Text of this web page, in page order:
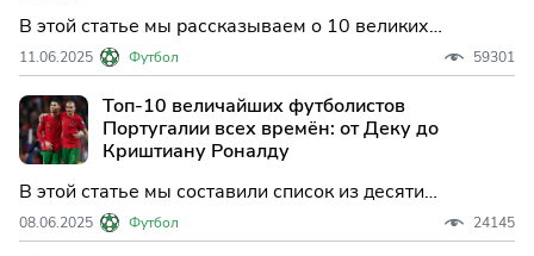
В этой статье мы рассказываем о 10 великих
футболистах, чьи выдающиеся заслуги и талант
остались недооценёнными, несмотря на огромный
вклад в историю мирового футбола.
11.06.2025 Футбол 59301
Топ-10 величайших футболистов
Португалии всех времён: от Деку до
Криштиану Роналду
В этой статье мы составили список из десяти
величайших игроков, когда-либо выступавших за
Португалию.
08.06.2025 Футбол 24145